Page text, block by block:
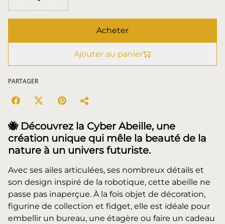
Acheter
Ajouter au panier
PARTAGER
🐝 Découvrez la Cyber Abeille, une
création unique qui mêle la beauté de la
nature à un univers futuriste.
Avec ses ailes articulées, ses nombreux détails et
son design inspiré de la robotique, cette abeille ne
passe pas inaperçue. À la fois objet de décoration,
figurine de collection et fidget, elle est idéale pour
embellir un bureau, une étagère ou faire un cadeau